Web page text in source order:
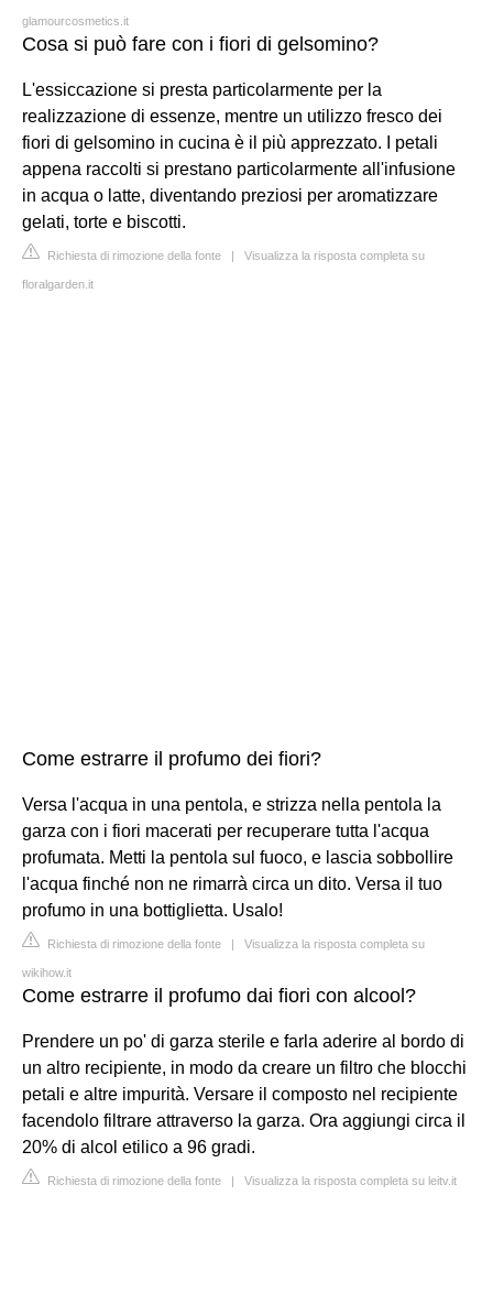
glamourcosmetics.it
Cosa si può fare con i fiori di gelsomino?
L'essiccazione si presta particolarmente per la
realizzazione di essenze, mentre un utilizzo fresco dei
fiori di gelsomino in cucina è il più apprezzato. I petali
appena raccolti si prestano particolarmente all'infusione
in acqua o latte, diventando preziosi per aromatizzare
gelati, torte e biscotti.
Richiesta di rimozione della fonte | Visualizza la risposta completa su
floralgarden.it
Come estrarre il profumo dei fiori?
Versa l'acqua in una pentola, e strizza nella pentola la
garza con i fiori macerati per recuperare tutta l'acqua
profumata. Metti la pentola sul fuoco, e lascia sobbollire
l'acqua finché non ne rimarrà circa un dito. Versa il tuo
profumo in una bottiglietta. Usalo!
Richiesta di rimozione della fonte | Visualizza la risposta completa su
wikihow.it
Come estrarre il profumo dai fiori con alcool?
Prendere un po' di garza sterile e farla aderire al bordo di
un altro recipiente, in modo da creare un filtro che blocchi
petali e altre impurità. Versare il composto nel recipiente
facendolo filtrare attraverso la garza. Ora aggiungi circa il
20% di alcol etilico a 96 gradi.
Richiesta di rimozione della fonte | Visualizza la risposta completa su leitv.it